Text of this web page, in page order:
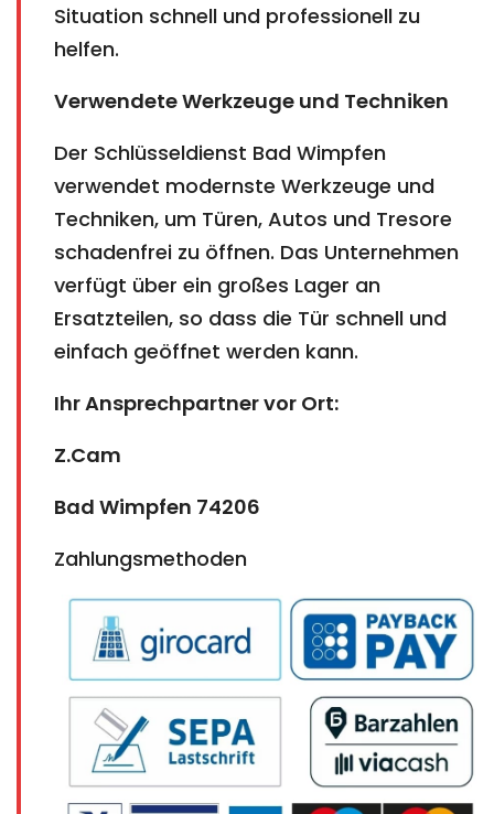
Situation schnell und professionell zu
helfen.
Verwendete Werkzeuge und Techniken
Der Schlüsseldienst Bad Wimpfen
verwendet modernste Werkzeuge und
Techniken, um Türen, Autos und Tresore
schadenfrei zu öffnen. Das Unternehmen
verfügt über ein großes Lager an
Ersatzteilen, so dass die Tür schnell und
einfach geöffnet werden kann.
Ihr Ansprechpartner vor Ort:
Z.Cam
Bad Wimpfen 74206
Zahlungsmethoden